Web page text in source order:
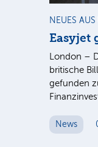
NEUES
Easyjet
London –
britische
gefunden
News